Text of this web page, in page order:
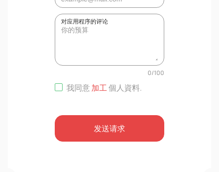
对应用程序的评论
0/100
我同意加工個人資料.
发送请求